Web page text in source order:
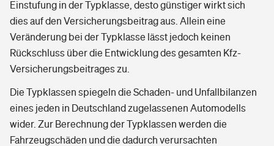
Einstufung in der Typklasse, desto günstiger wirkt sich
dies auf den Versicherungsbeitrag aus. Allein eine
Veränderung bei der Typklasse lässt jedoch keinen
Rückschluss über die Entwicklung des gesamten Kfz-
Versicherungsbeitrages zu.
Die Typklassen spiegeln die Schaden- und Unfallbilanzen
eines jeden in Deutschland zugelassenen Automodells
wider. Zur Berechnung der Typklassen werden die
Fahrzeugschäden und die dadurch verursachten